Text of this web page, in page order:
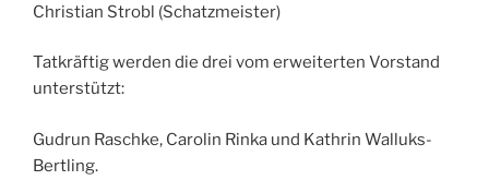
Christian Strobl (Schatzmeister)
Tatkräftig werden die drei vom erweiterten Vorstand
unterstützt:
Gudrun Raschke, Carolin Rinka und Kathrin Walluks-
Bertling.